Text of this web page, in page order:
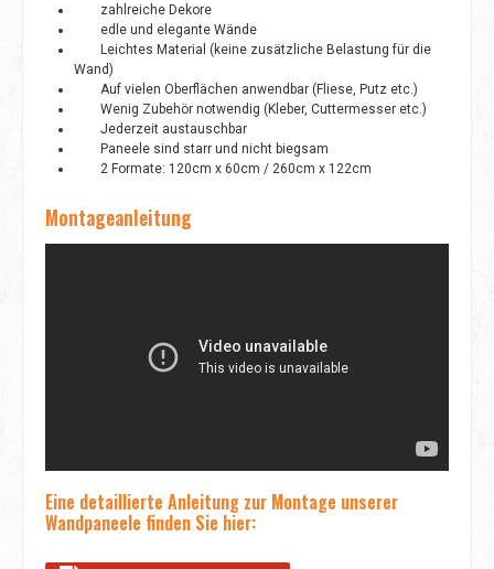
zahlreiche Dekore
edle und elegante Wände
Leichtes Material (keine zusätzliche Belastung für die
Wand)
Auf vielen Oberflächen anwendbar (Fliese, Putz etc.)
Wenig Zubehör notwendig (Kleber, Cuttermesser etc.)
Jederzeit austauschbar
Paneele sind starr und nicht biegsam
2 Formate: 120cm x 60cm / 260cm x 122cm
Montageanleitung
Eine detaillierte Anleitung zur Montage unserer
Wandpaneele finden Sie hier: